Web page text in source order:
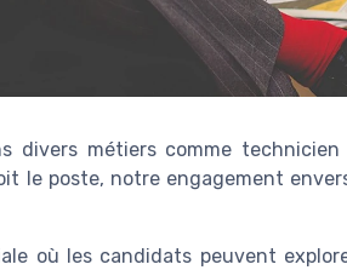
divers métiers comme technicien
le poste, notre engagement
où les candidats peuvent